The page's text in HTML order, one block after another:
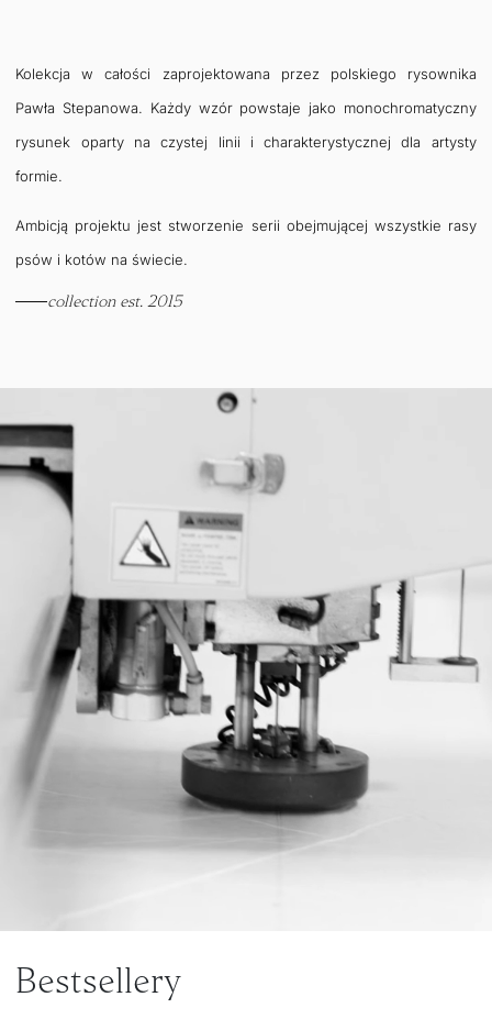
Kolekcja w całości zaprojektowana przez polskiego rysownika
Pawła Stepanowa. Każdy wzór powstaje jako monochromatyczny
rysunek oparty na czystej linii i charakterystycznej dla artysty
formie.
Ambicją projektu jest stworzenie serii obejmującej wszystkie rasy
psów i kotów na świecie.
collection est. 2015
Bestsellery